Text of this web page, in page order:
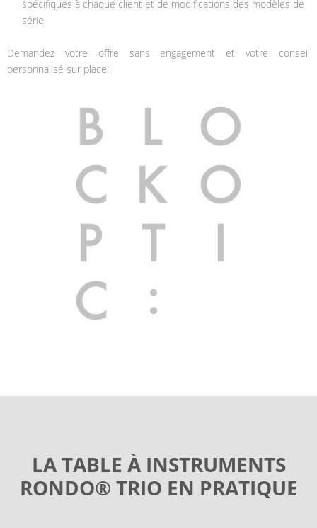
spécifiques à chaque client et de modifications des modèles de
série
Demandez votre offre sans engagement et votre conseil
personnalisé sur place!
LA TABLE À INSTRUMENTS
RONDO® TRIO EN PRATIQUE